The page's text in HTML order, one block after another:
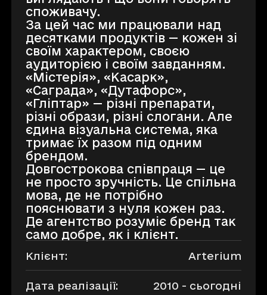
споживачу.
За цей час ми працювали над
десятками продуктів — кожен зі
своїм характером, своєю
аудиторією і своїм завданням.
«Містерія», «Касарк»,
«Саграда», «Дутафорс»,
«Гліптар» — різні препарати,
різні образи, різні слогани. Але
єдина візуальна система, яка
тримає їх разом під одним
брендом.
Довгострокова співпраця — це
не просто зручність. Це спільна
мова, де не потрібно
пояснювати з нуля кожен раз.
Де агентство розуміє бренд так
само добре, як і клієнт.
Клієнт: Arterium
Дата реалізації: 2010 - сьогодні